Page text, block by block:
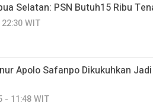
Selatan: PSN Butuh15 Ribu
WIT
Apolo Safanpo Dikukuhkan
- 11:48 WIT